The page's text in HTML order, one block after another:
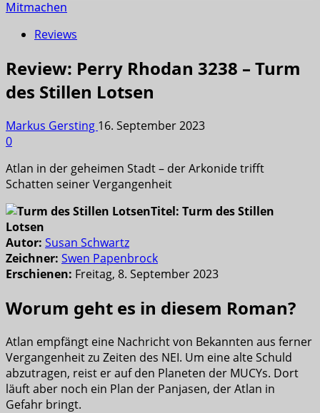
Mitmachen
Reviews
Review: Perry Rhodan 3238 – Turm
des Stillen Lotsen
Markus Gersting 16. September 2023
0
Atlan in der geheimen Stadt – der Arkonide trifft
Schatten seiner Vergangenheit
Titel: Turm des Stillen
Lotsen
Autor: Susan Schwartz
Zeichner: Swen Papenbrock
Erschienen: Freitag, 8. September 2023
Worum geht es in diesem Roman?
Atlan empfängt eine Nachricht von Bekannten aus ferner
Vergangenheit zu Zeiten des NEI. Um eine alte Schuld
abzutragen, reist er auf den Planeten der MUCYs. Dort
läuft aber noch ein Plan der Panjasen, der Atlan in
Gefahr bringt.